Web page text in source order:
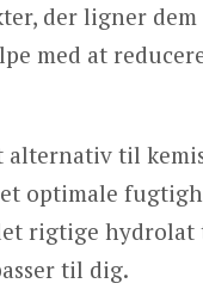
der ligner
med at
til
optimale
rigtige
til dig.